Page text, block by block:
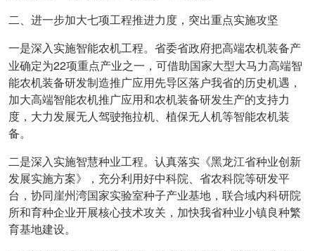
二、进一步加大七项工程推进力度，突出重点实施攻坚
一是深入实施智能农机工程。省委省政府把高端农机装备产
业确定为22项重点产业之一，可借助国家大型大马力高端智
能农机装备研发制造推广应用先导区落户我省的历史机遇，
加大高端智能农机推广应用和农机装备研发生产的支持力
度，大力发展无人驾驶拖拉机、植保无人机等智能农机装
备。
二是深入实施智慧种业工程。认真落实《黑龙江省种业创新
发展实施方案》，充分利用好中科院、省农科院等研发平
台，协同崖州湾国家实验室种子产业基地，联合域内科研院
所和育种企业开展核心技术攻关，加快我省种业小镇良种繁
育基地建设。